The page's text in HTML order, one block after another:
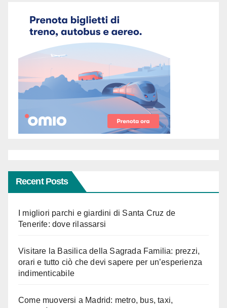
Recent Posts
I migliori parchi e giardini di Santa Cruz de
Tenerife: dove rilassarsi
Visitare la Basilica della Sagrada Familia: prezzi,
orari e tutto ciò che devi sapere per un’esperienza
indimenticabile
Come muoversi a Madrid: metro, bus, taxi,